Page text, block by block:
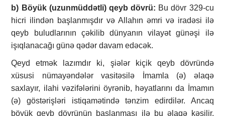
b) Böyük (uzunmüddətli) qeybdövrü: Bu dövr 329-cu
hicri ilindən başlanmışdır və Allahın əmri və iradəsi ilə
qeyb buludlarının çəkilib dünyanın vilayət günəşi ilə
işıqlanacağı günə qədər davam edəcək.
Qeyd etmək lazımdır ki, şiələr kiçik qeyb dövründə
xüsusi nümayəndələr vasitəsilə İmamla (ə) əlaqə
saxlayır, ilahi vəzifələrini öyrənib, həyatlarını da İmamın
(ə) göstərişləri istiqamətində tənzim edirdilər. Ancaq
böyük qeyb dövrünün başlanması ilə bu əlaqə kəsilir.